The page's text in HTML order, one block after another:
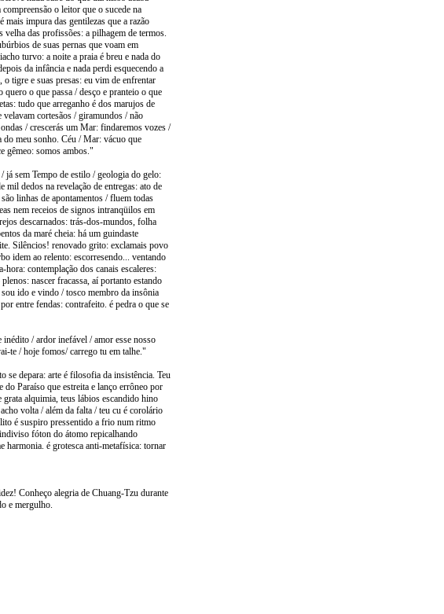
o leitor que o sucede na
mais impura das gentilezas que a razão
velha das profissões: a pilhagem de termos.
de suas pernas que voam em
turvo: a noite a praia é breu e nada do
da infância e nada perdi esquecendo a
tigre e suas presas: eu vim de enfrentar
o que passa / desço e pranteio o que
tudo que arreganho é dos marujos de
cortesãos / giramundos / não
/ crescerás um Mar: findaremos vozes /
do meu sonho. Céu / Mar: vácuo que
gêmeo: somos ambos."
já sem Tempo de estilo / geologia do gelo:
mil dedos na revelação de entregas: ato de
linhas de apontamentos / fluem todas
nem receios de signos intranqüilos em
descarnados: trás-dos-mundos, folha
da maré cheia: há um guindaste
Silêncios! renovado grito: exclamais povo
idem ao relento: escorresendo... ventando
contemplação dos canais escaleres:
nascer fracassa, aí portanto estando
ido e vindo / tosco membro da insônia
entre fendas: contrafeito. é pedra o que se
inédito / ardor inefável / amor esse nosso
te / hoje fomos/ carrego tu em talhe."
se depara: arte é filosofia da insistência. Teu
do Paraíso que estreita e lanço errôneo por
alquimia, teus lábios escandido hino
volta / além da falta / teu cu é corolário
é suspiro pressentido a frio num ritmo
fóton do átomo repicalhando
harmonia. é grotesca anti-metafísica: tornar
Conheço alegria de Chuang-Tzu durante
e mergulho.